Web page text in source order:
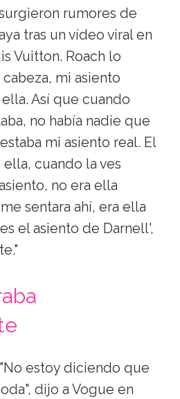
rumores de
tras un vídeo viral en
Vuitton. Roach lo
mi asiento
Así que cuando
no había nadie que
mi asiento real. El
cuando la ves
no era ella
sentara ahí, era ella
el asiento de Darnell',
estoy diciendo que
dijo a Vogue en